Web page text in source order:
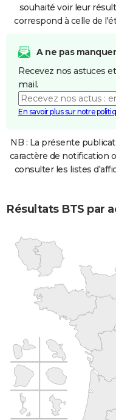
souhaité voir leur
correspond à celle de
A ne pas manquer
Recevez nos astuces
mail.
En savoir plus sur notre
NB : La présente
caractère de notification
consulter les listes
Résultats BTS par